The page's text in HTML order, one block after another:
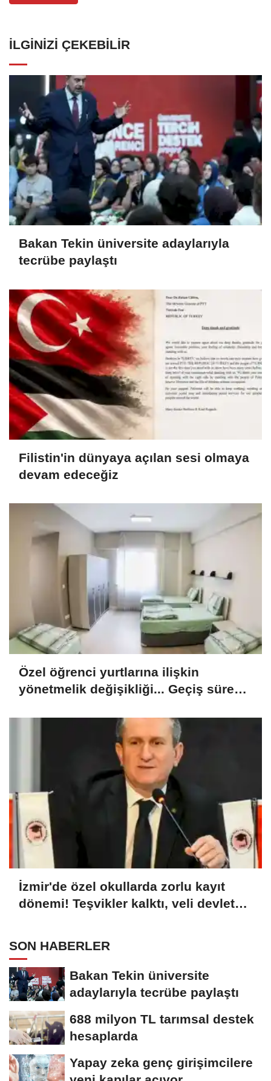
İLGINIZI ÇEKEBILIR
Bakan Tekin üniversite adaylarıyla
tecrübe paylaştı
Filistin'in dünyaya açılan sesi olmaya
devam edeceğiz
Özel öğrenci yurtlarına ilişkin
yönetmelik değişikliği... Geçiş süresi
İzmir'de özel okullarda zorlu kayıt
dönemi! Teşvikler kalktı, veli devlet
SON HABERLER
Bakan Tekin üniversite
adaylarıyla tecrübe paylaştı
688 milyon TL tarımsal destek
hesaplarda
Yapay zeka genç girişimcilere